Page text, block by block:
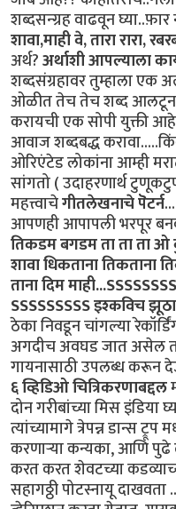
शब्दसन्ग्रह वाढवून घ्या..फ़ार
शावा,माही वे, तारा रारा,
अर्थ?अर्थाशी आपल्याला
शब्दसंग्रहावर तुम्हाला एक
ओळीत तेच तेच शब्द आलटून
करायची एक सोपी युक्ती
आवाज शब्दबद्ध
ओरिएंटेड लोकांना आम्ही
सांगतो ( उदाहरणार्थ
महत्त्वाचेगीतलेखनाचे पॆटर्न
आपणही आपापली भरपूर
तिकडम बगडम ता ता ता ओ
शावा धिकताना तिकताना
ताना दिम
SSSSSSSSS इश्कविच
ठेका निवडून चांगल्या
अगदीच अवघड जात असेल
गायनासाठी उपलब्ध करून
६व्हिडिओ चित्रिकरणाबद्दल
दोन गरीबांच्या मिस इंडिया
त्यांच्यामागे त्रेपन्न डान्स
करणार्‍या कन्यका, आणि पुढे
करत करत शेवटच्या
सहागठ्ठी पोटस्नायू